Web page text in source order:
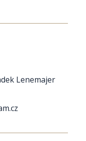
Lenemajer